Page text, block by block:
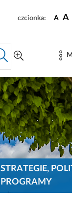
czcionka: A A
STRATEGIE,
PROGRAMY